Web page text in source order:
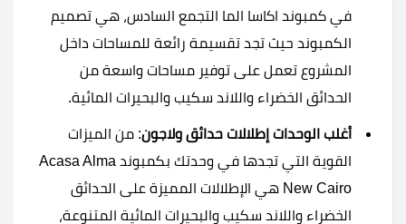
في كمبوند اكاسا الما التجمع السادس، هي تصميم
الكمبوند حيث تجد تقسيمة رائعة للمساحات داخل
المشروع تعمل على توفير مساحات واسعة من
الحدائق الخضراء واللاند سكيب والبحيرات المائية.
أغلب الوحدات إطلالات حدائق ولاجون: من الميزات
القوية التي تجدها في وحدتك بكمبوند Acasa Alma
New Cairo هي الإطلالات المميزة على الحدائق
الخضراء واللاند سكيب والبحيرات المائية المتنوعة،